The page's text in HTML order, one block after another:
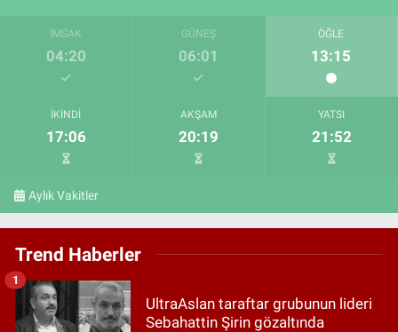
İMSAK
04:20
GÜNEŞ
06:01
ÖĞLE
13:15
İKINDI
17:06
AKŞAM
20:19
YATSI
21:52
Aylık Vakitler
Trend Haberler
UltraAslan taraftar grubunun lideri
Sebahattin Şirin gözaltında
1